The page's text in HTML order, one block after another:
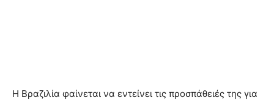
Η Βραζιλία φαίνεται να εντείνει τις προσπάθειές της για